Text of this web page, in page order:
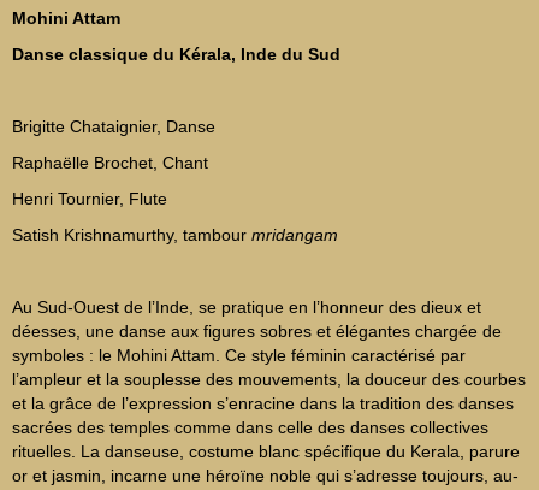
Mohini Attam
Danse classique du Kérala, Inde du Sud
Brigitte Chataignier, Danse
Raphaëlle Brochet, Chant
Henri Tournier, Flute
Satish Krishnamurthy, tambour mridangam
Au Sud-Ouest de l’Inde, se pratique en l’honneur des dieux et
déesses, une danse aux figures sobres et élégantes chargée de
symboles : le Mohini Attam. Ce style féminin caractérisé par
l’ampleur et la souplesse des mouvements, la douceur des courbes
et la grâce de l’expression s’enracine dans la tradition des danses
sacrées des temples comme dans celle des danses collectives
rituelles. La danseuse, costume blanc spécifique du Kerala, parure
or et jasmin, incarne une héroïne noble qui s’adresse toujours, au-